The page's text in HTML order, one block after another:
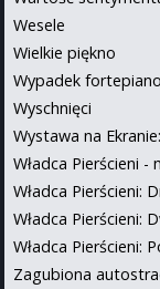
Wesele
Wielkie piękno
Wypadek
Wyschnięci
Wystawa na
Władca Pierścieni
Władca Pierścieni:
Władca Pierścieni:
Władca Pierścieni:
Zagubiona